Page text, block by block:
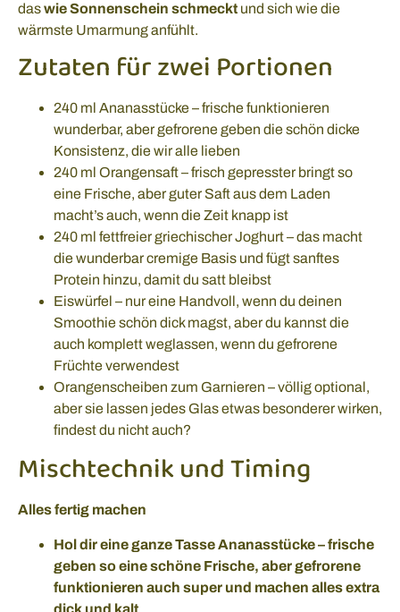
daswie Sonnenschein schmeckt und sich wie die
wärmste Umarmung anfühlt.
Zutaten für zwei Portionen
240 ml Ananasstücke – frische funktionieren
wunderbar, aber gefrorene geben die schön dicke
Konsistenz, die wir alle lieben
240 ml Orangensaft – frisch gepresster bringt so
eine Frische, aber guter Saft aus dem Laden
macht’s auch, wenn die Zeit knapp ist
240 ml fettfreier griechischer Joghurt – das macht
die wunderbar cremige Basis und fügt sanftes
Protein hinzu, damit du satt bleibst
Eiswürfel – nur eine Handvoll, wenn du deinen
Smoothie schön dick magst, aber du kannst die
auch komplett weglassen, wenn du gefrorene
Früchte verwendest
Orangenscheiben zum Garnieren – völlig optional,
aber sie lassen jedes Glas etwas besonderer wirken,
findest du nicht auch?
Mischtechnik und Timing
Alles fertig machen
Hol dir eine ganze Tasse Ananasstücke – frische
geben so eine schöne Frische, aber gefrorene
funktionieren auch super und machen alles extra
dick und kalt